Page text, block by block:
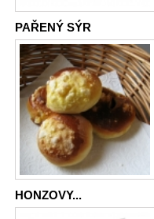
PAŘENÝ SÝR
HONZOVY...